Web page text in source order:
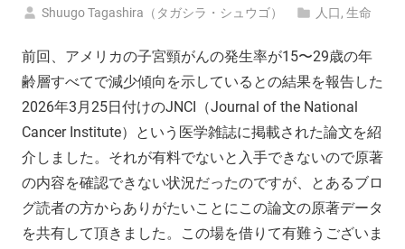
Shuugo Tagashira（タガシラ・シュウゴ）
人口,生命
前回、アメリカの子宮頸がんの発生率が15〜29歳の年
齢層すべてで減少傾向を示しているとの結果を報告した
2026年3月25日付けのJNCI（Journal of the National
Cancer Institute）という医学雑誌に掲載された論文を紹
介しました。それが有料でないと入手できないので原著
の内容を確認できない状況だったのですが、とあるブロ
グ読者の方からありがたいことにこの論文の原著データ
を共有して頂きました。この場を借りて有難うございま